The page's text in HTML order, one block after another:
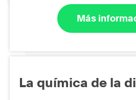
Más
La química de la